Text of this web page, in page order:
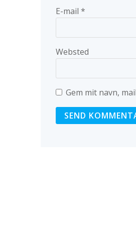
E-mail *
Websted
Gem mit navn,